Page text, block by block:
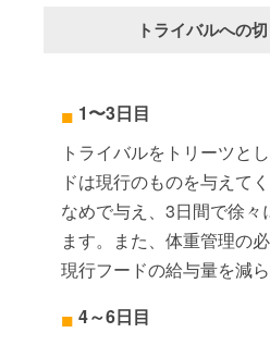
トライバルへの
1〜3日目
トライバルをトリーツと
ドは現行のものを与えて
なめで与え、3日間で徐々
ます。また、体重管理の
現行フードの給与量を減ら
4～6日目